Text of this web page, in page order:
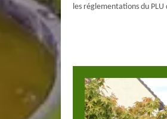
les réglementations du